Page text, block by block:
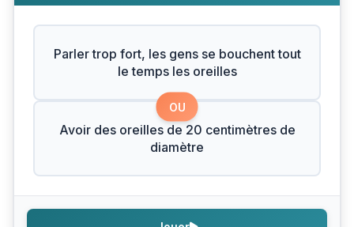
Parler trop fort, les gens se bouchent tout
le temps les oreilles
OU
Avoir des oreilles de 20 centimètres de
diamètre